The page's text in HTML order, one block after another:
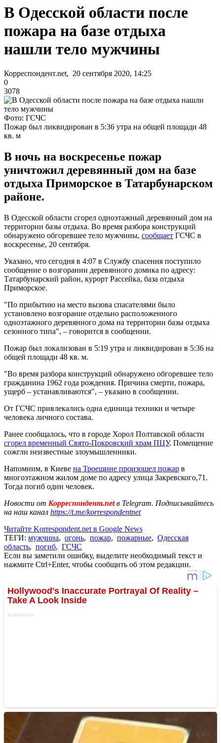
В Одесской области после
пожара на базе отдыха
нашли тело мужчины
Корреспондент.net, 20 сентября 2020, 14:25
0
3078
Фото: ГСЧС
Пожар был ликвидирован в 5:36 утра на общей площади 48
кв. м
В ночь на воскресенье пожар
уничтожил деревянный дом на базе
отдыха Приморское в Татарбунарском
районе.
В Одесской области сгорел одноэтажный деревянный дом на
территории базы отдыха. Во время разбора конструкций
обнаружено обгоревшее тело мужчины, сообщает ГСЧС в
воскресенье, 20 сентября.
Указано, что сегодня в 4:07 в Службу спасения поступило
сообщение о возгорании деревянного домика по адресу:
Татарбунарский район, курорт Рассейка, база отдыха
Приморское.
"По прибытию на место вызова спасателями было
установлено возгорание отдельно расположенного
одноэтажного деревянного дома на территории базы отдыха
сезонного типа", – говорится в сообщении.
Пожар был локализован в 5:19 утра и ликвидирован в 5:36 на
общей площади 48 кв. м.
"Во время разбора конструкций обнаружено обгоревшее тело
гражданина 1962 года рождения. Причина смерти, пожара,
ущерб – устанавливаются", – указано в сообщении.
От ГСЧС привлекались одна единица техники и четыре
человека личного состава.
Ранее сообщалось, что в городе Хорол Полтавской области
сгорел временный Свято-Покровский храм ПЦУ. Помещение
сожгли неизвестные злоумышленники.
Напомним, в Киеве на Троещине произошел пожар в
многоэтажном жилом доме по адресу улица Закревского,71.
Тогда погиб один человек.
Новости от Корреспондент.netв Telegram. Подписывайтесь
на наш канал https://t.me/korrespondentnet
Читайте Korrespondent.net в Google News
ТЕГИ: мужчина, огонь, пожар, пожарные, Одесская
область, погиб, ГСЧС
Если вы заметили ошибку, выделите необходимый текст и
нажмите Ctrl+Enter, чтобы сообщить об этом редакции.